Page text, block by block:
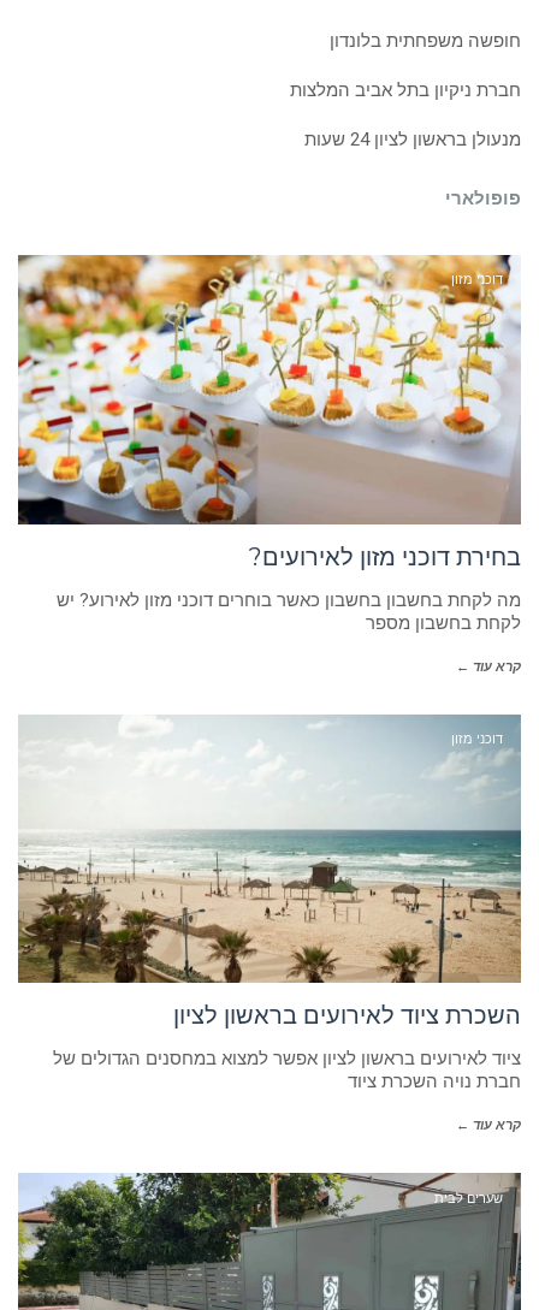
חופשה משפחתית בלונדון
חברת ניקיון בתל אביב המלצות
מנעולן בראשון לציון 24 שעות
פופולארי
דוכני מזון
בחירת דוכני מזון לאירועים?
מה לקחת בחשבון בחשבון כאשר בוחרים דוכני מזון לאירוע? יש
לקחת בחשבון מספר
קרא עוד ←
דוכני מזון
השכרת ציוד לאירועים בראשון לציון
ציוד לאירועים בראשון לציון אפשר למצוא במחסנים הגדולים של
חברת נויה השכרת ציוד
קרא עוד ←
שערים לבית